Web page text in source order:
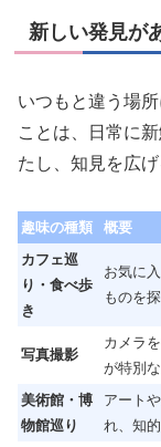
新しい発見が
いつもと違う場
ことは、日常に
たし、知見を広
趣味の種類 概要
カフェ巡
り・食べ歩
き
お気に
ものを
写真撮影
カメラ
が特別
美術館・博
物館巡り
アート
れ、知